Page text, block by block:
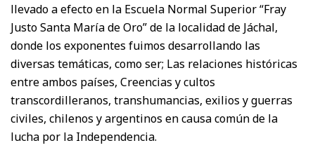
llevado a efecto en la Escuela Normal Superior “Fray
Justo Santa María de Oro” de la localidad de Jáchal,
donde los exponentes fuimos desarrollando las
diversas temáticas, como ser; Las relaciones históricas
entre ambos países, Creencias y cultos
transcordilleranos, transhumancias, exilios y guerras
civiles, chilenos y argentinos en causa común de la
lucha por la Independencia.